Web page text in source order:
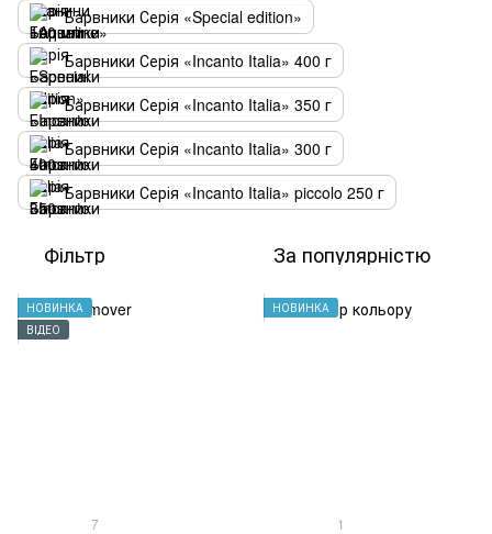
Барвники Серія «Special edition»
Барвники Серія «Incanto Italia» 400 г
Барвники Серія «Incanto Italia» 350 г
Барвники Серія «Incanto Italia» 300 г
Барвники Серія «Incanto Italia» piccolo 250 г
Фільтр За популярністю
НОВИНКА
ВІДЕО
7
НОВИНКА
1